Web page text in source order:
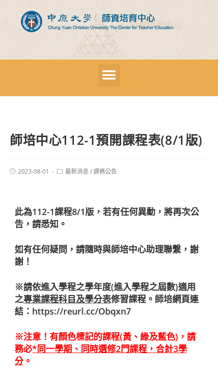
師培中心112-1預開課程表(8/1版)
2023-08-01 最新消息 /課務公告
此為112-1課程8/1版，若有任何異動，將再次公
告，請悉知。
如有任何疑問，請隨時與師培中心助理聯繫，謝
謝！
※請依進入學程之學年度(進入學程之屆數)適用
之專業課程科目及學分表修習課程。師培網頁連
結： https://reurl.cc/Obqxn7
※注意！有顏色標記的課程(黃、綠及藍色)，請
務必*同一學期、同時選修2門課程，合計3學
分。